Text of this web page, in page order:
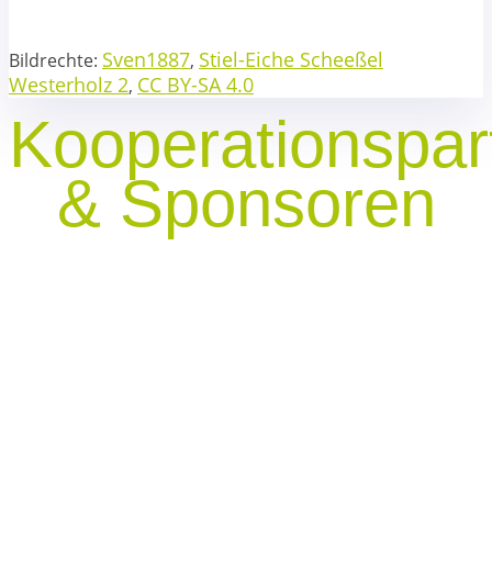
Bildrechte: Sven1887, Stiel-Eiche Scheeßel
Westerholz 2, CC BY-SA 4.0
& Sponsoren